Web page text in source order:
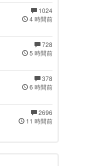
1024
4 時間前
728
5 時間前
378
6 時間前
2696
11 時間前